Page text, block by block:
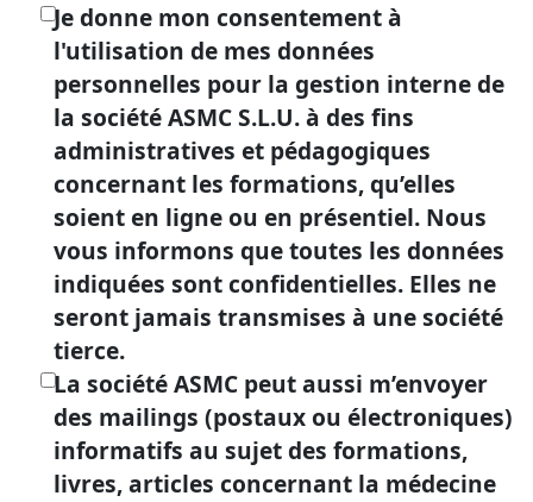
Je donne mon consentement à
l'utilisation de mes données
personnelles pour la gestion interne de
la société ASMC S.L.U. à des fins
administratives et pédagogiques
concernant les formations, qu’elles
soient en ligne ou en présentiel. Nous
vous informons que toutes les données
indiquées sont confidentielles. Elles ne
seront jamais transmises à une société
tierce.
La société ASMC peut aussi m’envoyer
des mailings (postaux ou électroniques)
informatifs au sujet des formations,
livres, articles concernant la médecine